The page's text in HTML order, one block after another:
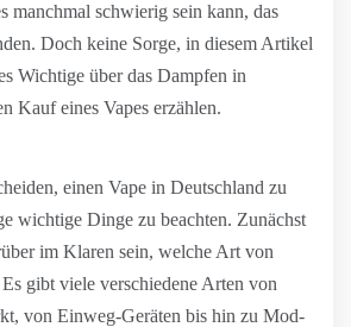
manchmal schwierig sein kann, das
Doch keine Sorge, in diesem Artikel
Wichtige über das Dampfen in
Kauf eines Vapes erzählen.
einen Vape in Deutschland zu
wichtige Dinge zu beachten. Zunächst
im Klaren sein, welche Art von
gibt viele verschiedene Arten von
von Einweg-Geräten bis hin zu Mod-